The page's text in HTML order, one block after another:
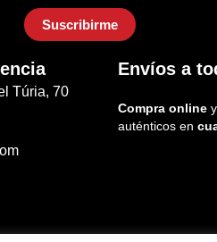
Túria, 70
Envíos a
Compra online
auténticos en